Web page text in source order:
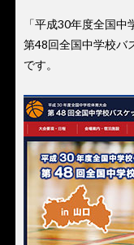
「平成30年度全国中
第48回全国中学校バ
です。